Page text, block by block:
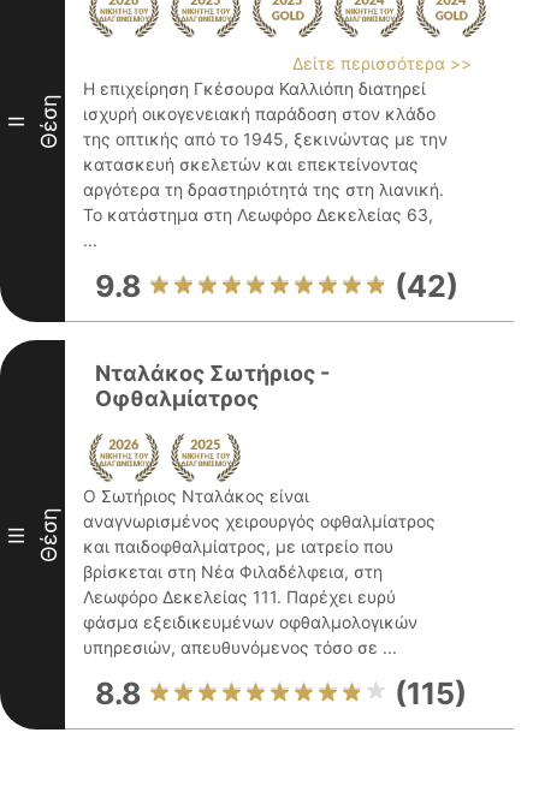
II Θέση
Δείτε περισσότερα >>
Η επιχείρηση Γκέσουρα Καλλιόπη διατηρεί
ισχυρή οικογενειακή παράδοση στον κλάδο
της οπτικής από το 1945, ξεκινώντας με την
κατασκευή σκελετών και επεκτείνοντας
αργότερα τη δραστηριότητά της στη λιανική.
Το κατάστημα στη Λεωφόρο Δεκελείας 63,
...
9.8 (42)
III Θέση
Νταλάκος Σωτήριος -
Οφθαλμίατρος
Ο Σωτήριος Νταλάκος είναι
αναγνωρισμένος χειρουργός οφθαλμίατρος
και παιδοφθαλμίατρος, με ιατρείο που
βρίσκεται στη Νέα Φιλαδέλφεια, στη
Λεωφόρο Δεκελείας 111. Παρέχει ευρύ
φάσμα εξειδικευμένων οφθαλμολογικών
υπηρεσιών, απευθυνόμενος τόσο σε ...
8.8 (115)